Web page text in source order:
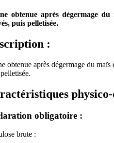
obtenue après dégermage
puis pelletisée.
:
obtenue après dégermage du
obligatoire :
brute :